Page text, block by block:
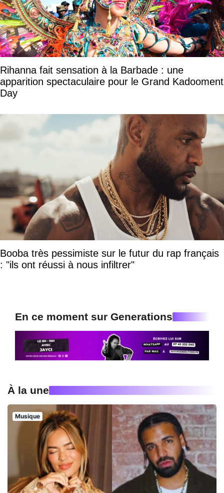
Rihanna fait sensation à la Barbade : une
apparition spectaculaire pour le Grand Kadooment
Day
Booba très pessimiste sur le futur du rap français
: "ils ont réussi à nous infiltrer"
En ce moment sur Generations
À la une
Musique